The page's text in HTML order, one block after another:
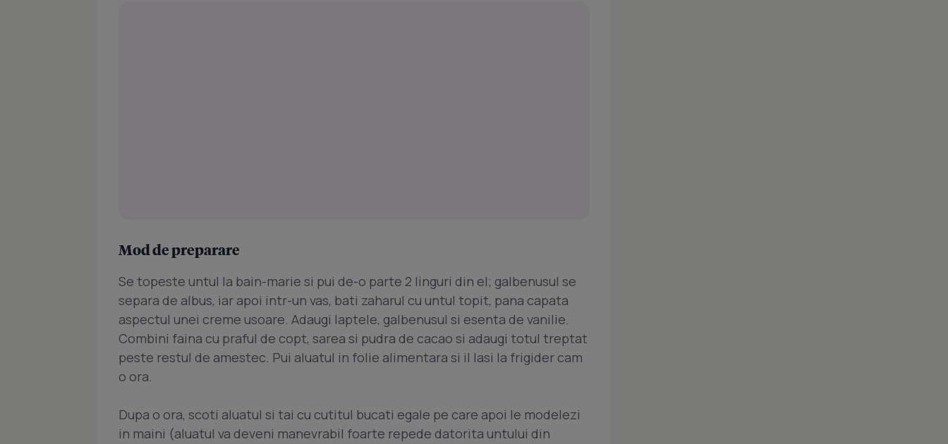
Mod de preparare
Se topeste untul la bain-marie si pui de-o parte 2 linguri din el; galbenusul se
separa de albus, iar apoi intr-un vas, bati zaharul cu untul topit, pana capata
aspectul unei creme usoare. Adaugi laptele, galbenusul si esenta de vanilie.
Combini faina cu praful de copt, sarea si pudra de cacao si adaugi totul treptat
peste restul de amestec. Pui aluatul in folie alimentara si il lasi la frigider cam
o ora.
Dupa o ora, scoti aluatul si tai cu cutitul bucati egale pe care apoi le modelezi
in maini (aluatul va deveni manevrabil foarte repede datorita untului din